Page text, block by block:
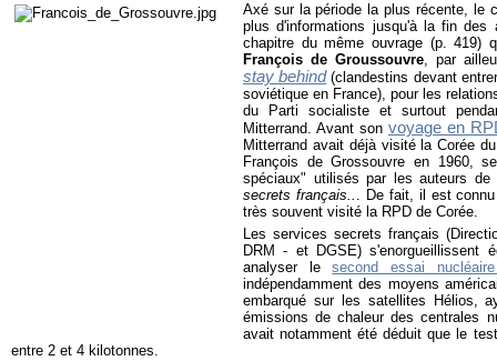
Axé sur la période la plus récente, le
plus d'informations jusqu'à la fin des
chapitre du même ouvrage (p. 419)
François de Groussouvre, par
stay behind(clandestins devant
soviétique en France), pour les
du Parti socialiste et surtout
Mitterrand. Avant son voyage en
Mitterrand avait déjà visité la Corée
François de Grossouvre en 1960,
spéciaux" utilisés par les auteurs de
secrets français.. . De fait, il est
très souvent visité la RPD de Corée.
Les services secrets français
DRM - et DGSE) s'enorgueillissent
analyser le
second essai
indépendamment des moyens
embarqué sur les satellites Hélios,
émissions de chaleur des centrales
avait notamment été déduit que le
entre 2 et 4 kilotonnes.